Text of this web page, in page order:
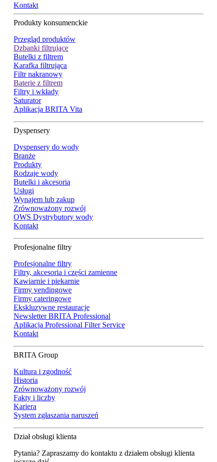
Kontakt
Produkty konsumenckie
Przegląd produktów
Dzbanki filtrujące
Butelki z filtrem
Karafka filtrująca
Filtr nakranowy
Baterie z filtrem
Filtry i wkłady
Saturator
Aplikacja BRITA Vita
Dyspensery
Dyspensery do wody
Branże
Produkty
Rodzaje wody
Butelki i akcesoria
Usługi
Wynajem lub zakup
Zrównoważony rozwój
OWS Dystrybutory wody
Kontakt
Profesjonalne filtry
Profesjonalne filtry
Filtry, akcesoria i części zamienne
Kawiarnie i piekarnie
Firmy vendingowe
Firmy cateringowe
Ekskluzywne restauracje
Newsletter BRITA Professional
Aplikacja Professional Filter Service
Kontakt
BRITA Group
Kultura i zgodność
Historia
Zrównoważony rozwój
Fakty i liczby
Kariera
System zgłaszania naruszeń
Dział obsługi klienta
Pytania? Zapraszamy do kontaktu z działem obsługi klienta